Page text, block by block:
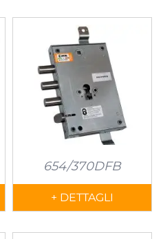
654/370DFB
+ DETTAGLI